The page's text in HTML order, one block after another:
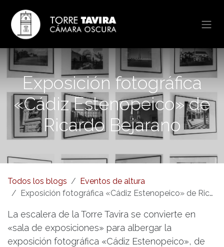
Exposición fotográfica
«Cádiz Estenopeico» de
Ricardo Bejarano
Todos los blogs
Eventos de altura
Exposición fotográfica «Cádiz Estenopeico» de Ricardo Bejarano
La escalera de la Torre Tavira se convierte en
«sala de exposiciones» para albergar la
exposición fotográfica «Cádiz Estenopeico», de